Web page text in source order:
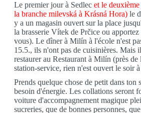
Le premier jour à Sedlec et le
la branche milevská à Krásná Hora) le
y a un magasin ouvert sur la place
la brasserie Vítek de Prčice ou
vous). Le dîner à Milín à l'école n'est
15.5., ils n'ont pas de cuisinières. Mais
restaurer au Restaurant à Milín (près de
station-service, rien n'est ouvert le soir
Prends quelque chose de petit dans ton
besoin d'énergie. Les collations seront
voiture d'accompagnement magique
sucreries, que de bonnes personnes,